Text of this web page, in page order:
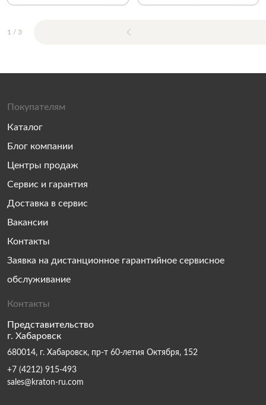
1 / 3
Покупателям
Каталог
Блог компании
Центры продаж
Сервис и гарантия
Доставка в сервис
Вакансии
Контакты
Заявка на дистанционное гарантийное сервисное
обслуживание
Контакты
Представительство
г. Хабаровск
680014, г. Хабаровск, пр-т 60-летия Октября, 152
+7 (4212) 915-493
sales@kraton-ru.com